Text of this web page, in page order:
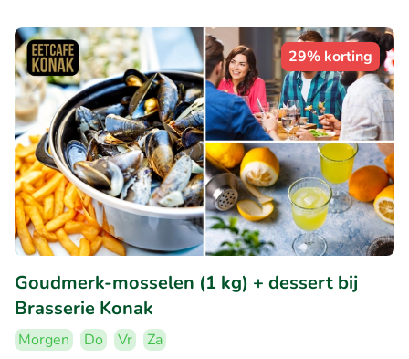
29% korting
Goudmerk-mosselen (1 kg) + dessert bij
Brasserie Konak
Morgen Do Vr
Za